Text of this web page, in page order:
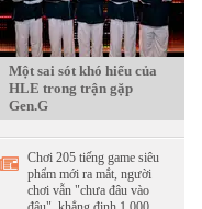
Một sai sót khó hiểu của
HLE trong trận gặp
Gen.G
Chơi 205 tiếng game siêu
phẩm mới ra mắt, người
chơi vẫn "chưa đâu vào